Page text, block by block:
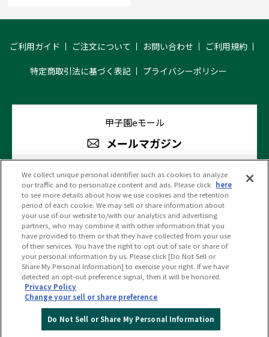
ご利用ガイド ご注文について お問い合わせ ご利用規約
特定商取引法に基づく表記 プライバシーポリシー
甲子園eモール
メールマガジン
阪神甲子園球場 公式SNS
(c)HANSHIN KOSHIEN STADIUM All Rights Reserved.
PC版を見る
We collect unique personal identifier such as cookies to analyze
our traffic and to personalize content and ads. Please click here
to see more details about how we use cookies and the retention
period of each cookie. We may sell or share information about
your use of our website to/with our analytics and advertising
partners, who may combine it with other information that you
have provided to them or that they have collected from your use
of their services. You have the right to opt out of sale or share of
your personal information by us. Please click [Do Not Sell or
Share My Personal Information] to exercise your right. If we have
detected an opt-out preference signal, then it will be honored.
Privacy Policy
Change your sell or share preference
Do Not Sell or Share My Personal Information